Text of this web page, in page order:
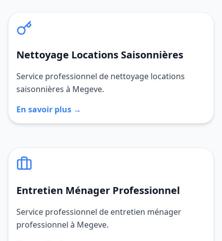
Nettoyage Locations Saisonnières
Service professionnel de nettoyage locations
saisonnières à Megeve.
En savoir plus →
Entretien Ménager Professionnel
Service professionnel de entretien ménager
professionnel à Megeve.